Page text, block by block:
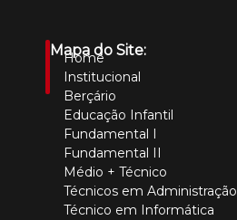
Mapa do Site:
Home
Institucional
Berçário
Educação Infantil
Fundamental I
Fundamental II
Médio + Técnico
Técnicos em Administração
Técnico em Informática